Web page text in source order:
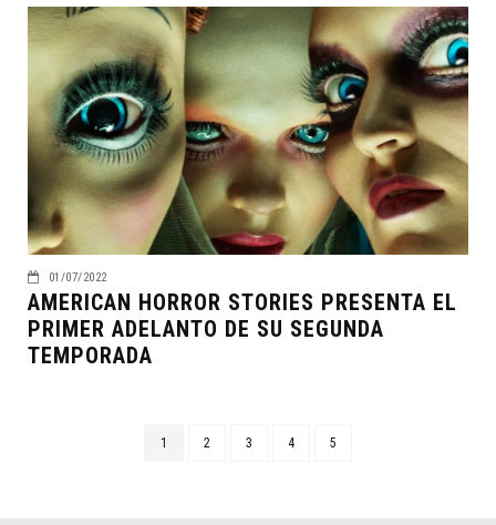
01/07/2022
AMERICAN HORROR STORIES PRESENTA EL
PRIMER ADELANTO DE SU SEGUNDA
TEMPORADA
1 2 3 4 5